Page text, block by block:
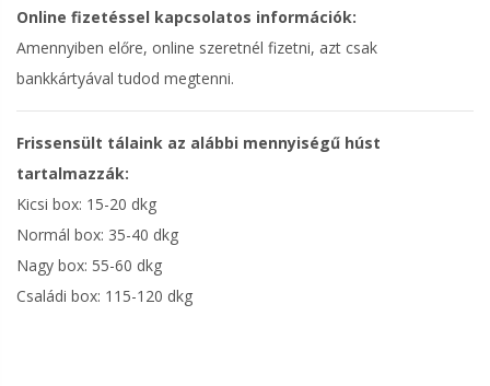
Online fizetéssel kapcsolatos információk:
Amennyiben előre, online szeretnél fizetni, azt csak
bankkártyával tudod megtenni.
Frissensült tálaink az alábbi mennyiségű húst
tartalmazzák:
Kicsi box: 15-20 dkg
Normál box: 35-40 dkg
Nagy box: 55-60 dkg
Családi box: 115-120 dkg